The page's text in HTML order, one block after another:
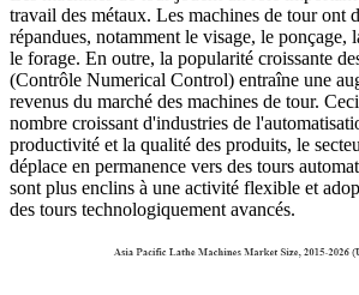
travail des métaux. Les machines de tour ont
répandues, notamment le visage, le ponçage,
le forage. En outre, la popularité croissante
(Contrôle Numerical Control) entraîne une
revenus du marché des machines de tour.
nombre croissant d'industries de
productivité et la qualité des produits, le
déplace en permanence vers des tours
sont plus enclins à une activité flexible et
des tours technologiquement avancés.